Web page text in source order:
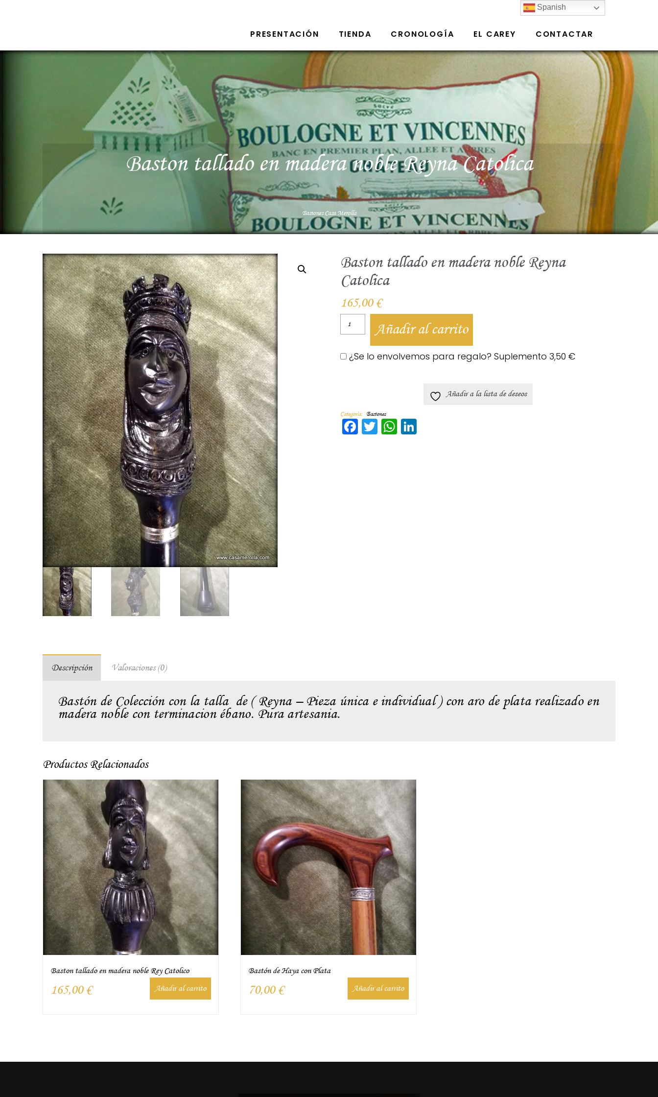
PRESENTACIÓN TIENDA CRONOLOGÍA EL CAREY CONTACTAR
Baston tallado en madera noble Reyna Catolica
Bastones Casa Merolla
Baston tallado en madera noble Reyna
Catolica
165,00 €
Añadir al carrito
¿Se lo envolvemos para regalo? Suplemento 3,50€
Añadir a la lista de deseos
Categoría: Bastones
Facebook
TwitterWhatsApp
Descripción Valoraciones (0)
Bastón de Colección con la talla de ( Reyna – Pieza única e individual ) con aro de plata realizado en
madera noble con terminacion ébano. Pura artesania.
Productos Relacionados
Baston tallado en madera noble Rey Catolico
165,00 € Añadir al carrito
Bastón de Haya con Plata
70,00 € Añadir al carrito
Spanish